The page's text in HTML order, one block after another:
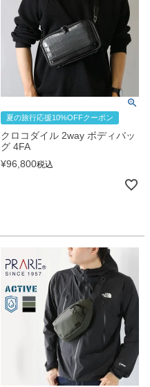
夏の旅行応援10%OFFクーポン
クロコダイル 2way ボディバッ
グ 4FA
¥96,800税込